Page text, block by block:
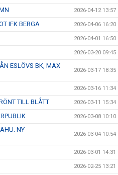
2026-04-12 13:57
IFK BERGA 2026-04-06 16:20
2026-04-01 16:50
2026-03-20 09:45
ESLÖVS BK, MAX
2026-03-17 18:35
2026-03-16 11:34
TILL BLÅTT 2026-03-11 15:34
2026-03-08 10:10
NY
2026-03-04 10:54
2026-03-01 14:31
2026-02-25 13:21